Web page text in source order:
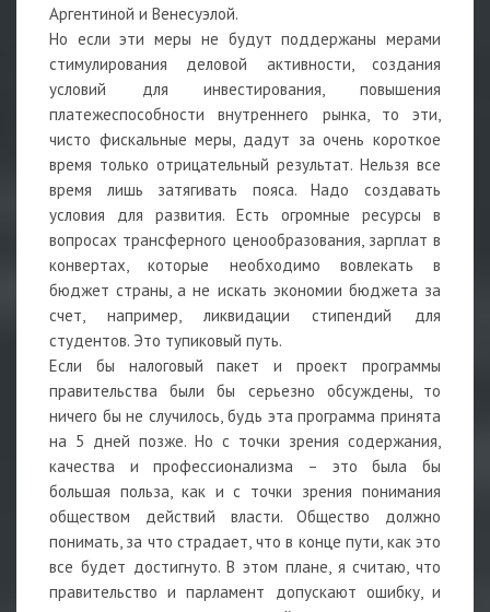
Аргентиной и Венесуэлой.
Но если эти меры не будут поддержаны мерами
стимулирования деловой активности, создания
условий для инвестирования, повышения
платежеспособности внутреннего рынка, то эти,
чисто фискальные меры, дадут за очень короткое
время только отрицательный результат. Нельзя все
время лишь затягивать пояса. Надо создавать
условия для развития. Есть огромные ресурсы в
вопросах трансферного ценообразования, зарплат в
конвертах, которые необходимо вовлекать в
бюджет страны, а не искать экономии бюджета за
счет, например, ликвидации стипендий для
студентов. Это тупиковый путь.
Если бы налоговый пакет и проект программы
правительства были бы серьезно обсуждены, то
ничего бы не случилось, будь эта программа принята
на 5 дней позже. Но с точки зрения содержания,
качества и профессионализма – это была бы
большая польза, как и с точки зрения понимания
обществом действий власти. Общество должно
понимать, за что страдает, что в конце пути, как это
все будет достигнуто. В этом плане, я считаю, что
правительство и парламент допускают ошибку, и